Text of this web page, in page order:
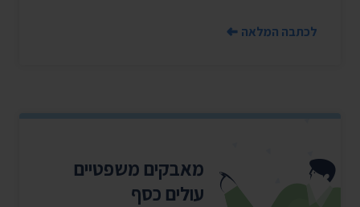
לכתבה המלאה
מאבקים משפטיים
עולים כסף